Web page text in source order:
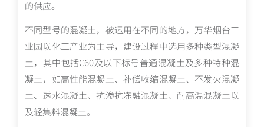
的供应。
不同型号的混凝土，被运用在不同的地方，万华烟台工
业园以化工产业为主导，建设过程中选用多种类型混凝
土，其中包括C60及以下标号普通混凝土及多种特种混
凝土，如高性能混凝土、补偿收缩混凝土、不发火混凝
土、透水混凝土、抗渗抗冻融混凝土、耐高温混凝土以
及轻集料混凝土。